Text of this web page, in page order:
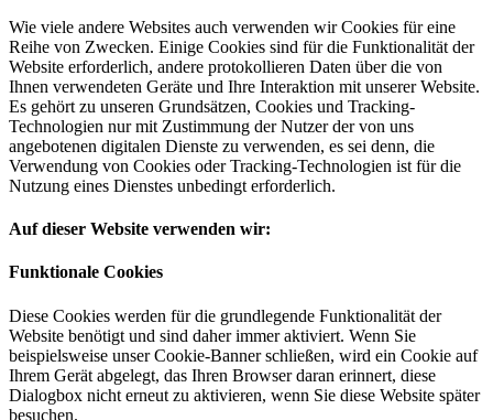
Wie viele andere Websites auch verwenden wir Cookies für eine
Reihe von Zwecken. Einige Cookies sind für die Funktionalität der
Website erforderlich, andere protokollieren Daten über die von
Ihnen verwendeten Geräte und Ihre Interaktion mit unserer Website.
Es gehört zu unseren Grundsätzen, Cookies und Tracking-
Technologien nur mit Zustimmung der Nutzer der von uns
angebotenen digitalen Dienste zu verwenden, es sei denn, die
Verwendung von Cookies oder Tracking-Technologien ist für die
Nutzung eines Dienstes unbedingt erforderlich.
Auf dieser Website verwenden wir:
Funktionale Cookies
Diese Cookies werden für die grundlegende Funktionalität der
Website benötigt und sind daher immer aktiviert. Wenn Sie
beispielsweise unser Cookie-Banner schließen, wird ein Cookie auf
Ihrem Gerät abgelegt, das Ihren Browser daran erinnert, diese
Dialogbox nicht erneut zu aktivieren, wenn Sie diese Website später
besuchen.